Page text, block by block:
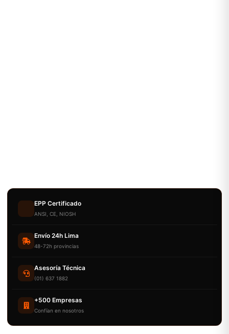
EPP Certificado
ANSI, CE, NIOSH
Envío 24h Lima
48-72h provincias
Asesoría Técnica
(01) 637 1882
+500 Empresas
Confían en nosotros